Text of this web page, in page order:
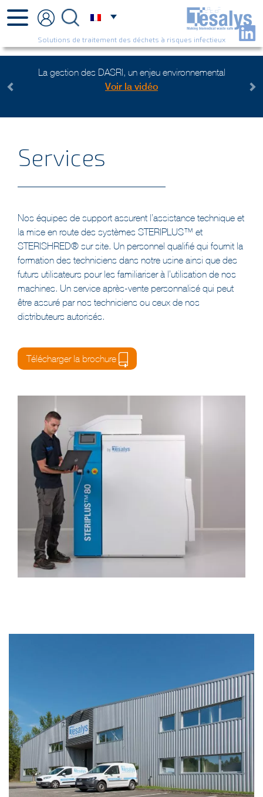
Solutions de traitement des déchets à risques infectieux
gestion des DASRI, un enjeu environnemental
Voir la vidéo
Plus de 10
Next
Services
Nos équipes de support assurent l’assistance technique et
la mise en route des systèmes STERIPLUS™ et
STERISHRED® sur site. Un personnel qualifié qui fournit la
formation des techniciens dans notre usine ainsi que des
futurs utilisateurs pour les familiariser à l’utilisation de nos
machines. Un service après-vente personnalisé qui peut
être assuré par nos techniciens ou ceux de nos
distributeurs autorisés.
Télécharger la brochure